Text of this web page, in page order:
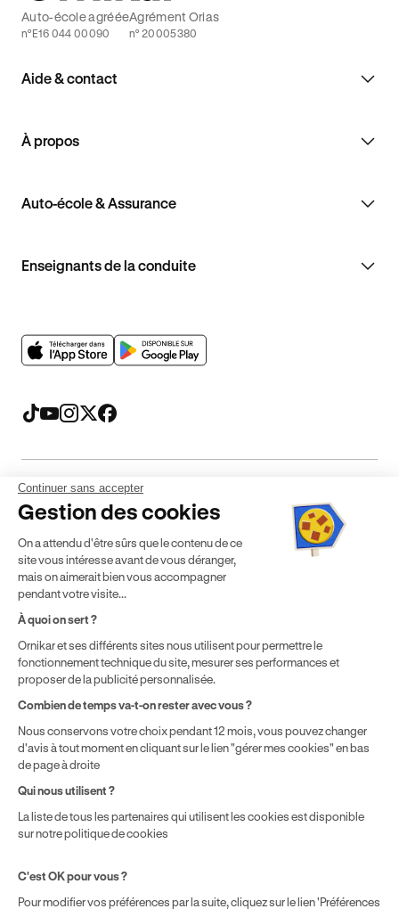
Aide & contact
À propos
Auto-école & Assurance
Enseignants de la conduite
Auto-école agréée
n°E16 044 00090
Agrément Orias
n° 20005380
Mentions légales CGV CGU Politique de confidentialité
* Détail des conditions de nos offres
localisation géographique et du type de formules que vous
achetez comme détaillé dans nosConditions Générales de
Vente.
Continuer sans accepter
Gestion des cookies
On a attendu d'être sûrs que le contenu de ce
site vous intéresse avant de vous déranger,
mais on aimerait bien vous accompagner
pendant votre visite...
À quoi on sert ?
Ornikar et ses différents sites nous utilisent pour permettre le
fonctionnement technique du site, mesurer ses performances et
proposer de la publicité personnalisée.
Combien de temps va-t-on rester avec vous ?
Nous conservons votre choix pendant 12 mois, vous pouvez changer
d'avis à tout moment en cliquant sur le lien "gérer mes cookies" en bas
de page à droite
Qui nous utilisent ?
La liste de tous les partenaires qui utilisent les cookies est disponible
sur notre politique de cookies
C'est OK pour vous ?
Pour modifier vos préférences par la suite, cliquez sur le lien 'Préférences